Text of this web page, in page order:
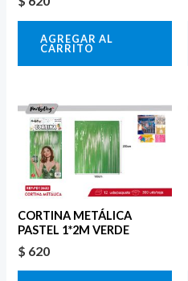
AGREGAR AL
CARRITO
CORTINA METÁLICA
PASTEL 1*2M VERDE
$ 620